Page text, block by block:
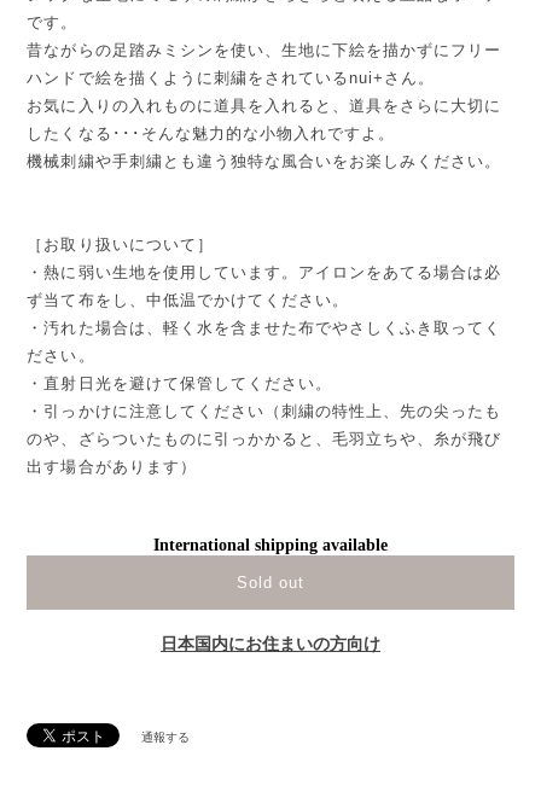
です。
昔ながらの足踏みミシンを使い、生地に下絵を描かずにフリー
ハンドで絵を描くように刺繍をされているnui+さん。
お気に入りの入れものに道具を入れると、道具をさらに大切に
したくなる･･･そんな魅力的な小物入れですよ。
機械刺繍や手刺繍とも違う独特な風合いをお楽しみください。
［お取り扱いについて］
・熱に弱い生地を使用しています。アイロンをあてる場合は必
ず当て布をし、中低温でかけてください。
・汚れた場合は、軽く水を含ませた布でやさしくふき取ってく
ださい。
・直射日光を避けて保管してください。
・引っかけに注意してください（刺繍の特性上、先の尖ったも
のや、ざらついたものに引っかかると、毛羽立ちや、糸が飛び
出す場合があります）
International shipping available
Sold out
日本国内にお住まいの方向け
通報する